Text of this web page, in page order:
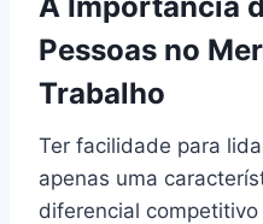
Pessoas no
Trabalho
Ter facilidade para
apenas uma
diferencial